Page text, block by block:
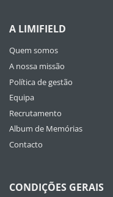
A LIMIFIELD
Quem somos
A nossa missão
Política de gestão
Equipa
Recrutamento
Album de Memórias
Contacto
CONDIÇÕES GERAIS